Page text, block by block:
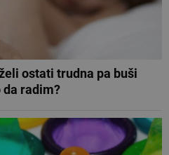
ostati trudna pa buši
da radim?